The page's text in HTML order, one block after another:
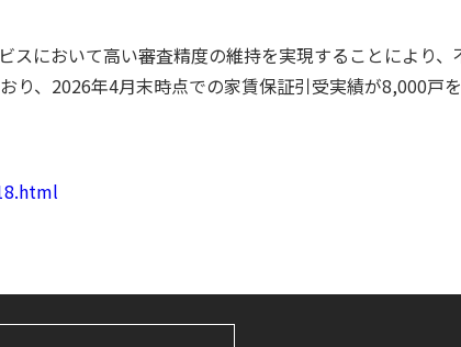
において高い審査精度の維持を実現することにより、
り、2026年4月末時点での家賃保証引受実績が8,000戸